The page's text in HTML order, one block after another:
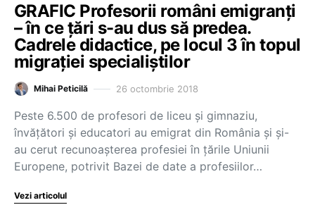
GRAFIC Profesorii români emigranți
– în ce țări s-au dus să predea.
Cadrele didactice, pe locul 3 în topul
migrației specialiștilor
Mihai Peticilă 26 octombrie 2018
Peste 6.500 de profesori de liceu și gimnaziu,
învățători și educatori au emigrat din România și și-
au cerut recunoașterea profesiei în țările Uniunii
Europene, potrivit Bazei de date a profesiilor…
Vezi articolul